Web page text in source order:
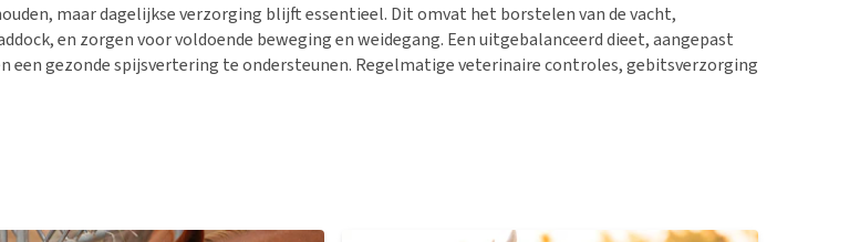
maar dagelijkse verzorging blijft essentieel. Dit omvat het borstelen van de vacht,
en zorgen voor voldoende beweging en weidegang. Een uitgebalanceerd dieet, aangepast
een gezonde spijsvertering te ondersteunen. Regelmatige veterinaire controles, gebitsverzorging